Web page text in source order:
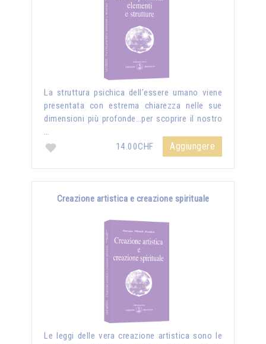
La struttura psichica dell’essere umano viene
presentata con estrema chiarezza nelle sue
dimensioni più profonde…per scoprire il nostro
…
14.00CHF
Aggiungere
Creazione artistica e creazione spirituale
Le leggi delle vera creazione artistica sono le